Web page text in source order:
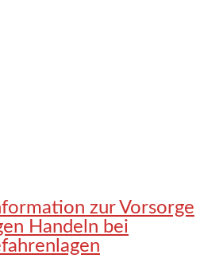
zur Vorsorge
Handeln bei